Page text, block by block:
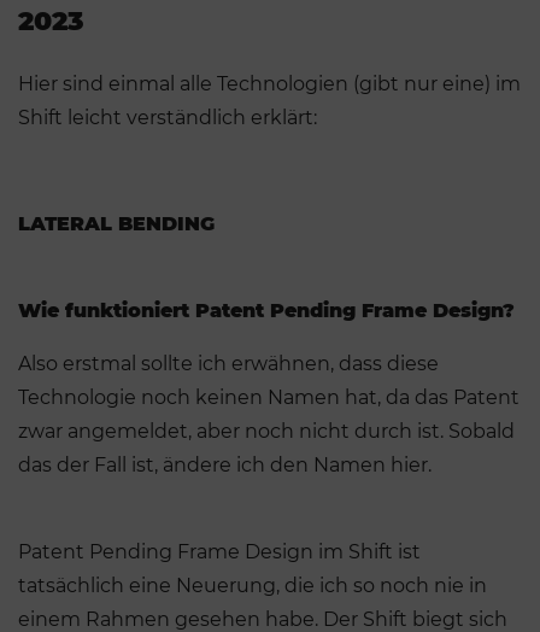
2023
Hier sind einmal alle Technologien (gibt nur eine) im
Shift leicht verständlich erklärt:
LATERAL BENDING
Wie funktioniert Patent Pending Frame Design?
Also erstmal sollte ich erwähnen, dass diese
Technologie noch keinen Namen hat, da das Patent
zwar angemeldet, aber noch nicht durch ist. Sobald
das der Fall ist, ändere ich den Namen hier.
Patent Pending Frame Design im Shift ist
tatsächlich eine Neuerung, die ich so noch nie in
einem Rahmen gesehen habe. Der Shift biegt sich